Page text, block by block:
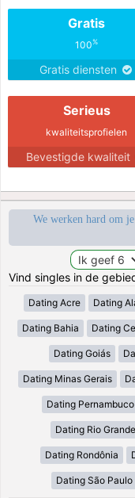
Gratis
100%
Gratis diensten
Serieus
kwaliteitsprofielen
Bevestigde kwaliteit
We werken hard om
Vind singles in de
Dating Acre Dating
Dating Bahia Dating
Dating Goiás
Dating Minas Gerais
Dating Pernambuco
Dating Rio
Dating Rondônia
Dating São Paulo